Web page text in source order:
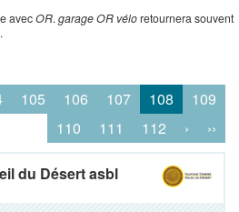
avecOR. garage OR véloretournera souvent
.
105 106 107 108
109
110
111 112 › ››
du Désert asbl